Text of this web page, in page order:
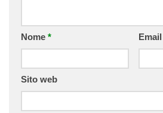
Nome * Email
Sito web